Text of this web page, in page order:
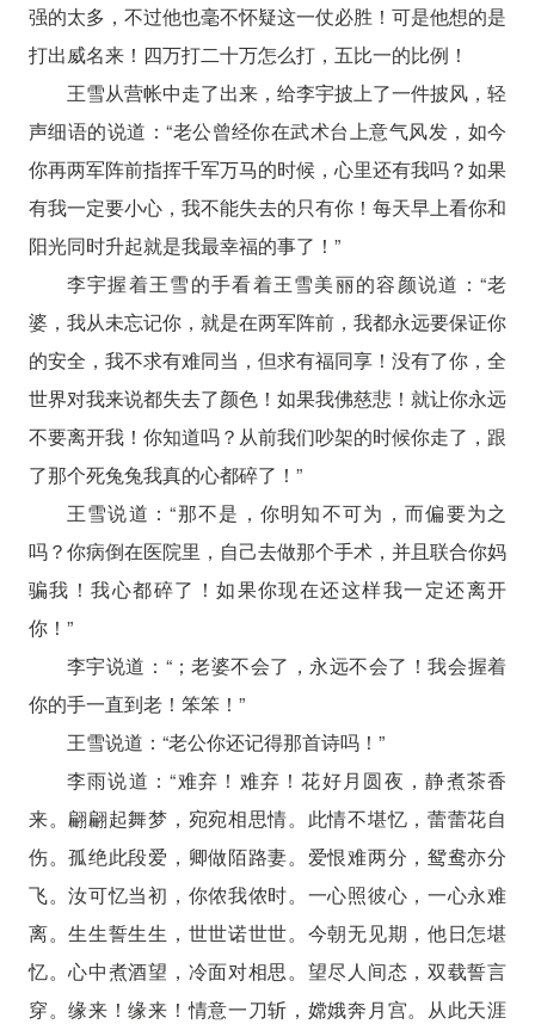
强的太多，不过他也毫不怀疑这一仗必胜！可是他想的是
打出威名来！四万打二十万怎么打，五比一的比例！
王雪从营帐中走了出来，给李宇披上了一件披风，轻
声细语的说道：“老公曾经你在武术台上意气风发，如今
你再两军阵前指挥千军万马的时候，心里还有我吗？如果
有我一定要小心，我不能失去的只有你！每天早上看你和
阳光同时升起就是我最幸福的事了！”
李宇握着王雪的手看着王雪美丽的容颜说道：“老
婆，我从未忘记你，就是在两军阵前，我都永远要保证你
的安全，我不求有难同当，但求有福同享！没有了你，全
世界对我来说都失去了颜色！如果我佛慈悲！就让你永远
不要离开我！你知道吗？从前我们吵架的时候你走了，跟
了那个死兔兔我真的心都碎了！”
王雪说道：“那不是，你明知不可为，而偏要为之
吗？你病倒在医院里，自己去做那个手术，并且联合你妈
骗我！我心都碎了！如果你现在还这样我一定还离开
你！”
李宇说道：“；老婆不会了，永远不会了！我会握着
你的手一直到老！笨笨！”
王雪说道：“老公你还记得那首诗吗！”
李雨说道：“难弃！难弃！花好月圆夜，静煮茶香
来。翩翩起舞梦，宛宛相思情。此情不堪忆，蕾蕾花自
伤。孤绝此段爱，卿做陌路妻。爱恨难两分，鸳鸯亦分
飞。汝可忆当初，你侬我侬时。一心照彼心，一心永难
离。生生誓生生，世世诺世世。今朝无见期，他日怎堪
忆。心中煮酒望，冷面对相思。望尽人间态，双载誓言
穿。缘来！缘来！情意一刀斩，嫦娥奔月宫。从此天涯